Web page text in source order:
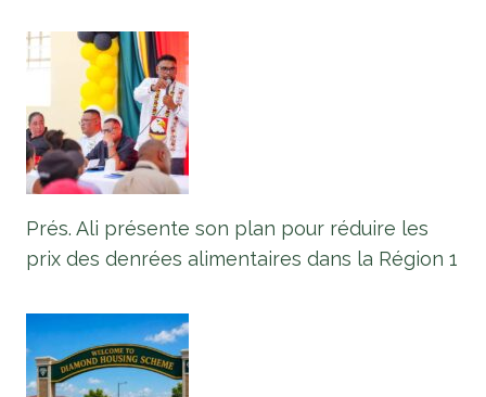
Prés. Ali présente son plan pour réduire les
prix des denrées alimentaires dans la Région 1